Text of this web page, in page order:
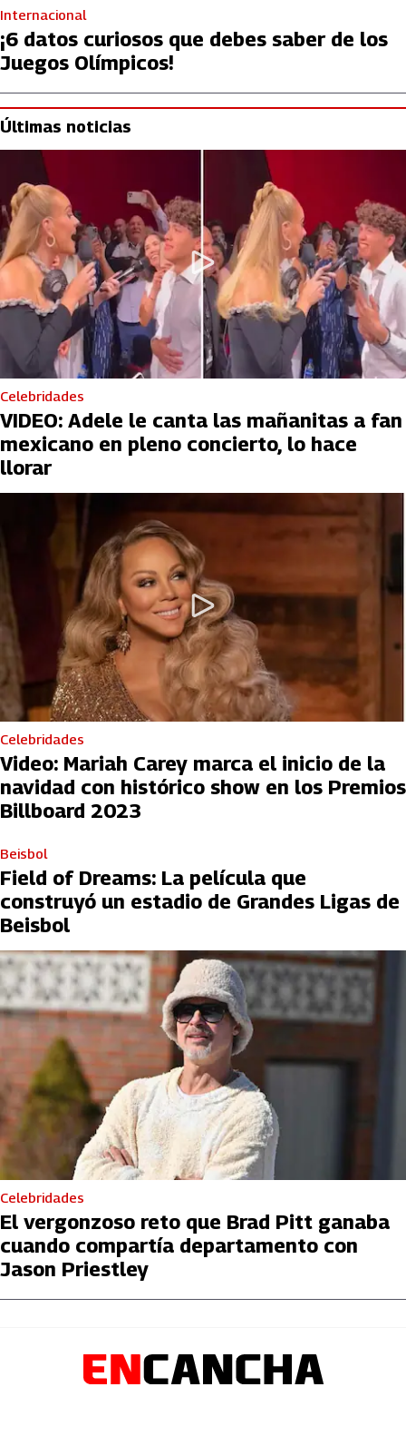
Internacional
¡6 datos curiosos que debes saber de los
Juegos Olímpicos!
Últimas noticias
Celebridades
VIDEO: Adele le canta las mañanitas a fan
mexicano en pleno concierto, lo hace
llorar
Celebridades
Video: Mariah Carey marca el inicio de la
navidad con histórico show en los Premios
Billboard 2023
Beisbol
Field of Dreams: La película que
construyó un estadio de Grandes Ligas de
Beisbol
Celebridades
El vergonzoso reto que Brad Pitt ganaba
cuando compartía departamento con
Jason Priestley